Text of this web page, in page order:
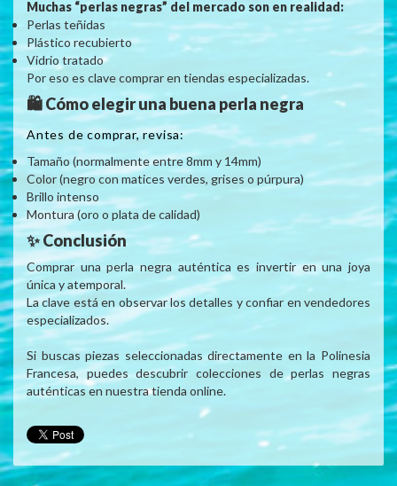
Muchas “perlas negras” del mercado son en realidad:
Perlas teñidas
Plástico recubierto
Vidrio tratado
Por eso es clave comprar en tiendas especializadas.
🛍️ Cómo elegir una buena perla negra
Antes de comprar, revisa:
Tamaño (normalmente entre 8mm y 14mm)
Color (negro con matices verdes, grises o púrpura)
Brillo intenso
Montura (oro o plata de calidad)
✨ Conclusión
Comprar una perla negra auténtica es invertir en una joya
única y atemporal.
La clave está en observar los detalles y confiar en vendedores
especializados.
Si buscas piezas seleccionadas directamente en la Polinesia
Francesa, puedes descubrir colecciones de perlas negras
auténticas en nuestra tienda online.